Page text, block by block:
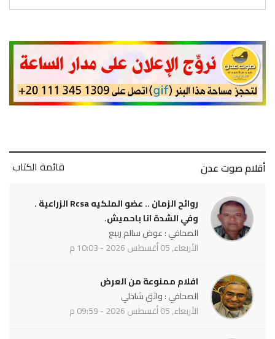
أقلام صوت عدن قائمة الكتاب
روائح الزمان .. عضو الملكيه Rcsa الزراعية .
وفي الشدة انا باحميش.
الصحافي : عوض سالم ربيع
الأربعاء, 05 أغسطس 2026 - 10:03 م
افلام ممنوعة من العرض
الصحافي : واثق شاذلي
الأربعاء, 05 أغسطس 2026 - 09:59 م